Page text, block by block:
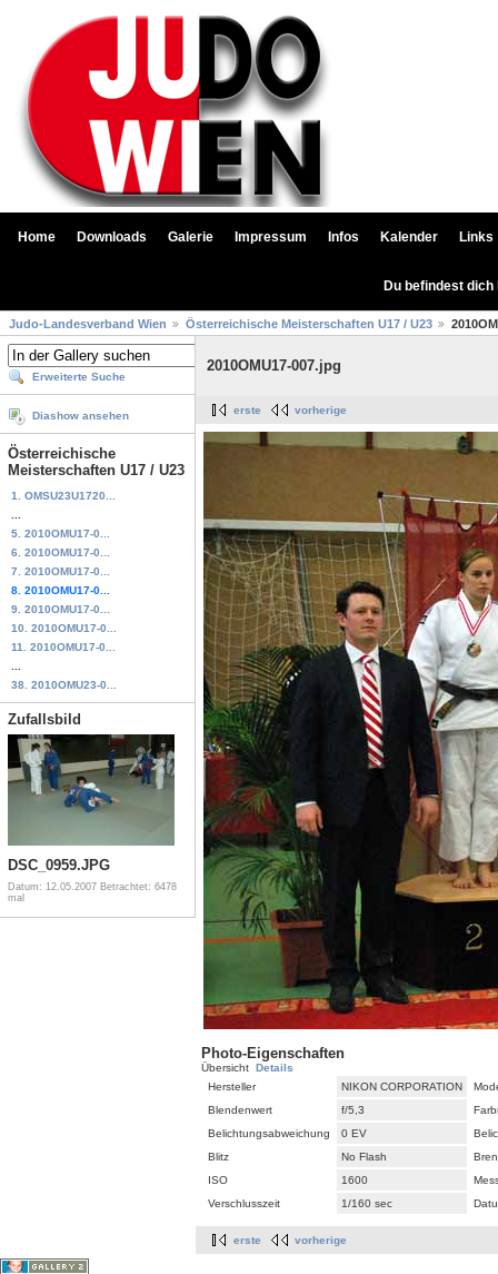
Home Downloads Galerie Impressum Infos Kalender Links
Du befindest
Judo-Landesverband Wien Österreichische Meisterschaften U17 / U23
Erweiterte Suche
Diashow ansehen
Österreichische
Meisterschaften U17 / U23
1. OMSU23U1720...
5. 2010OMU17-0...
6. 2010OMU17-0...
7. 2010OMU17-0...
8. 2010OMU17-0...
9. 2010OMU17-0...
10. 2010OMU17-0...
11. 2010OMU17-0...
38. 2010OMU23-0...
Zufallsbild
DSC_0959.JPG
Datum: 12.05.2007 Betrachtet: 6478
mal
2010OMU17-007.jpg
erste vorherige
Photo-Eigenschaften
Übersicht Details
Hersteller
NIKON CORPORATION
Blendenwert
f/5,3
Belichtungsabweichung
0 EV
Blitz
No Flash
ISO
1600
Verschlusszeit
1/160 sec
erste vorherige